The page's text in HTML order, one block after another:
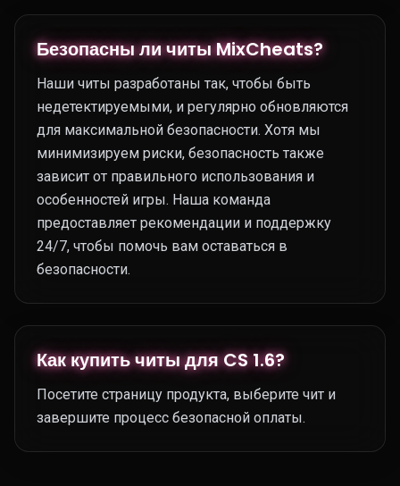
Безопасны ли читы MixCheats?
Наши читы разработаны так, чтобы быть
недетектируемыми, и регулярно обновляются
для максимальной безопасности. Хотя мы
минимизируем риски, безопасность также
зависит от правильного использования и
особенностей игры. Наша команда
предоставляет рекомендации и поддержку
24/7, чтобы помочь вам оставаться в
безопасности.
Как купить читы для CS 1.6?
Посетите страницу продукта, выберите чит и
завершите процесс безопасной оплаты.